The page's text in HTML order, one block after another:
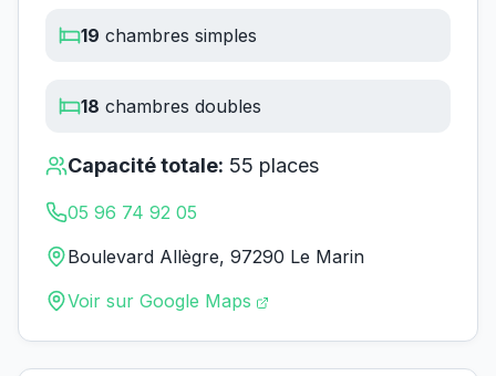
19 chambres simples
18 chambres doubles
Capacité totale: 55 places
05 96 74 92 05
Boulevard Allègre, 97290 Le Marin
Voir sur Google Maps